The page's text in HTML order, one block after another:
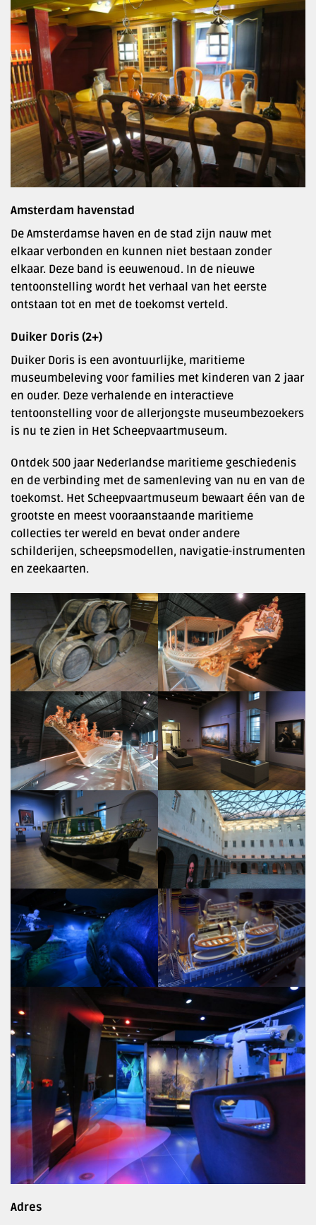
Amsterdam havenstad
De Amsterdamse haven en de stad zijn nauw met
elkaar verbonden en kunnen niet bestaan zonder
elkaar. Deze band is eeuwenoud. In de nieuwe
tentoonstelling wordt het verhaal van het eerste
ontstaan tot en met de toekomst verteld.
Duiker Doris (2+)
Duiker Doris is een avontuurlijke, maritieme
museumbeleving voor families met kinderen van 2 jaar
en ouder. Deze verhalende en interactieve
tentoonstelling voor de allerjongste museumbezoekers
is nu te zien in Het Scheepvaartmuseum.
Ontdek 500 jaar Nederlandse maritieme geschiedenis
en de verbinding met de samenleving van nu en van de
toekomst. Het Scheepvaartmuseum bewaart één van de
grootste en meest vooraanstaande maritieme
collecties ter wereld en bevat onder andere
schilderijen, scheepsmodellen, navigatie-instrumenten
en zeekaarten.
Adres